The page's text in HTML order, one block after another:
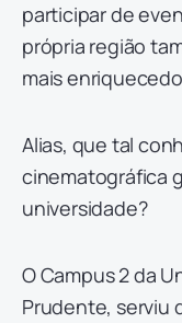
participar de
própria região
mais
Alias, que tal
cinematográfica
universidade?
O Campus 2 da
Prudente, serviu